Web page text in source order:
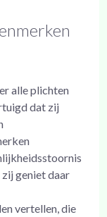
alle plichten
dat zij
geniet daar
vertellen, die